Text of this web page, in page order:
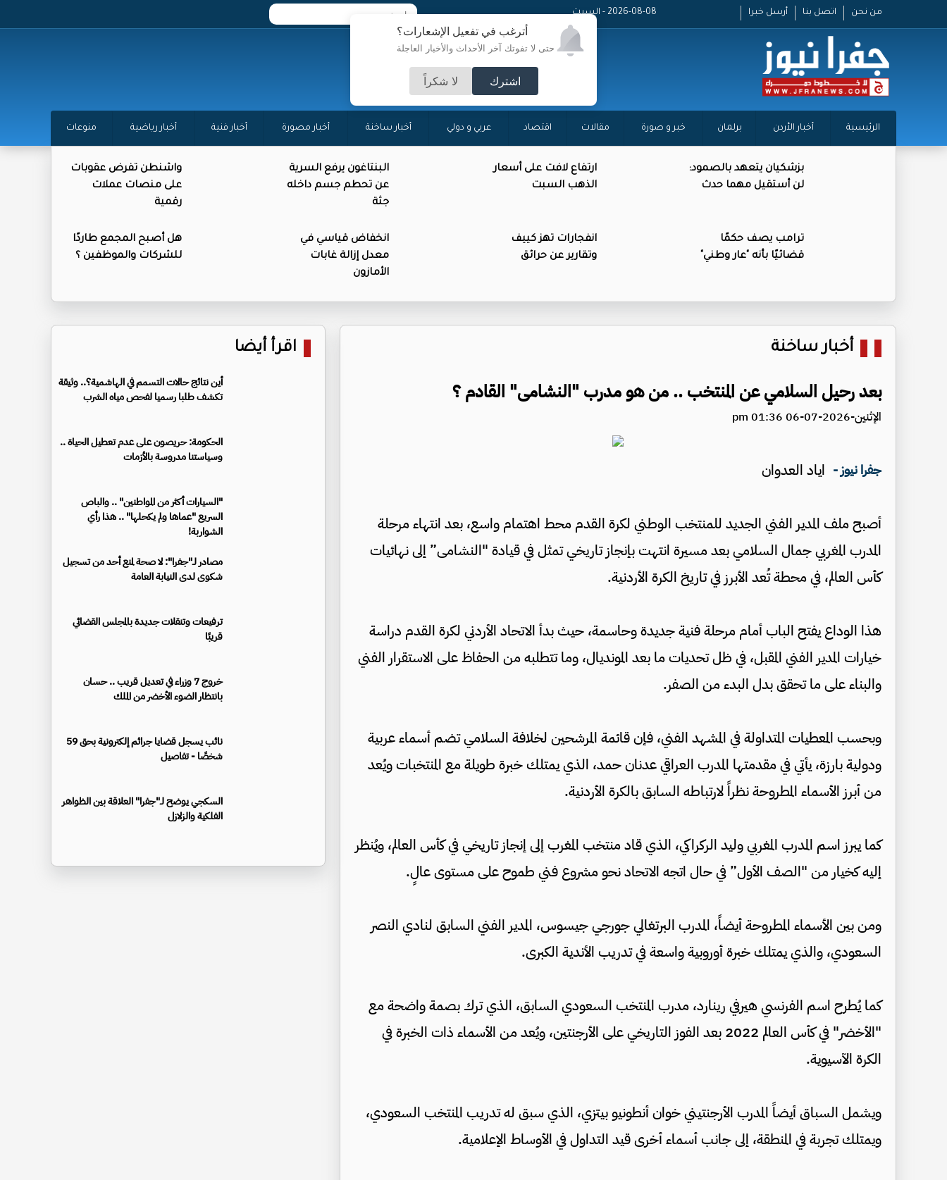
أترغب في تفعيل الإشعارات؟
حتى لا تفوتك آخر الأحداث والأخبار العاجلة
اشترك لا شكراً
من نحن اتصل بنا أرسل خبرا 2026-08-08 - السبت
الرئيسية أخبار الأردن برلمان خبر و صورة مقالات اقتصاد عربي و دولي أخبار ساخنة أخبار مصورة أخبار فنية أخبار رياضية منوعات
بزشكيان يتعهد بالصمود:
لن أستقيل مهما حدث
ارتفاع لافت على أسعار
الذهب السبت
البنتاغون يرفع السرية
عن تحطم جسم داخله
جثة
واشنطن تفرض عقوبات
على منصات عملات
رقمية
ترامب يصف حكمًا
قضائيًا بأنه "عار وطني"
انفجارات تهز كييف
وتقارير عن حرائق
انخفاض قياسي في
معدل إزالة غابات
الأمازون
هل أصبح المجمع طاردًا
للشركات والموظفين ؟
أخبار ساخنة
بعد رحيل السلامي عن المنتخب .. من هو مدرب "النشامى" القادم ؟
الإثنين-2026-07-06 01:36 pm
جفرا نيوز - اياد العدوان
أصبح ملف المدير الفني الجديد للمنتخب الوطني لكرة القدم محط اهتمام واسع، بعد انتهاء مرحلة
المدرب المغربي جمال السلامي بعد مسيرة انتهت بإنجاز تاريخي تمثل في قيادة "النشامى” إلى نهائيات
كأس العالم، في محطة تُعد الأبرز في تاريخ الكرة الأردنية.
هذا الوداع يفتح الباب أمام مرحلة فنية جديدة وحاسمة، حيث بدأ الاتحاد الأردني لكرة القدم دراسة
خيارات المدير الفني المقبل، في ظل تحديات ما بعد المونديال، وما تتطلبه من الحفاظ على الاستقرار الفني
والبناء على ما تحقق بدل البدء من الصفر.
وبحسب المعطيات المتداولة في المشهد الفني، فإن قائمة المرشحين لخلافة السلامي تضم أسماء عربية
ودولية بارزة، يأتي في مقدمتها المدرب العراقي عدنان حمد، الذي يمتلك خبرة طويلة مع المنتخبات ويُعد
من أبرز الأسماء المطروحة نظراً لارتباطه السابق بالكرة الأردنية.
كما يبرز اسم المدرب المغربي وليد الركراكي، الذي قاد منتخب المغرب إلى إنجاز تاريخي في كأس العالم، ويُنظر
إليه كخيار من "الصف الأول” في حال اتجه الاتحاد نحو مشروع فني طموح على مستوى عالٍ.
ومن بين الأسماء المطروحة أيضاً، المدرب البرتغالي جورجي جيسوس، المدير الفني السابق لنادي النصر
السعودي، والذي يمتلك خبرة أوروبية واسعة في تدريب الأندية الكبرى.
كما يُطرح اسم الفرنسي هيرفي رينارد، مدرب المنتخب السعودي السابق، الذي ترك بصمة واضحة مع
"الأخضر" في كأس العالم 2022 بعد الفوز التاريخي على الأرجنتين، ويُعد من الأسماء ذات الخبرة في
الكرة الآسيوية.
ويشمل السباق أيضاً المدرب الأرجنتيني خوان أنطونيو بيتزي، الذي سبق له تدريب المنتخب السعودي،
ويمتلك تجربة في المنطقة، إلى جانب أسماء أخرى قيد التداول في الأوساط الإعلامية.
اقرأ أيضا
أين نتائج حالات التسمم في الهاشمية؟.. وثيقة
تكشف طلبا رسميا لفحص مياه الشرب
الحكومة: حريصون على عدم تعطيل الحياة ..
وسياستنا مدروسة بالأزمات
"السيارات أكثر من المواطنين" .. والباص
السريع "عماها ولم يكحلها" .. هذا رأي
الشواربة!
مصادر لـ"جفرا": لا صحة لمنع أحد من تسجيل
شكوى لدى النيابة العامة
ترفيعات وتنقلات جديدة بالمجلس القضائي
قريبًا
خروج 7 وزراء في تعديل قريب .. حسان
بانتظار الضوء الأخضر من الملك
نائب يسجل قضايا جرائم إلكترونية بحق 59
شخصًا - تفاصيل
السكجي يوضح لـ"جفرا" العلاقة بين الظواهر
الفلكية والزلازل